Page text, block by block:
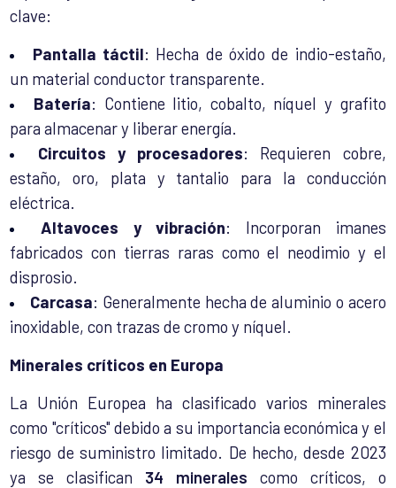
clave:
Pantalla táctil: Hecha de óxido de indio-estaño,
un material conductor transparente.
Batería: Contiene litio, cobalto, níquel y grafito
para almacenar y liberar energía.
Circuitos y procesadores: Requieren cobre,
estaño, oro, plata y tantalio para la conducción
eléctrica.
Altavoces y vibración: Incorporan imanes
fabricados con tierras raras como el neodimio y el
disprosio.
Carcasa: Generalmente hecha de aluminio o acero
inoxidable, con trazas de cromo y níquel.
Minerales críticos en Europa
La Unión Europea ha clasificado varios minerales
como "críticos" debido a su importancia económica y el
riesgo de suministro limitado. De hecho, desde 2023
ya se clasifican 34 minerales como críticos, o